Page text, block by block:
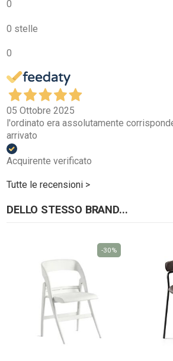
0
0 stelle
0
05 Ottobre 2025
l'ordinato era assolutamente
arrivato
Acquirente verificato
Tutte le recensioni >
DELLO STESSO BRAND...
-30%